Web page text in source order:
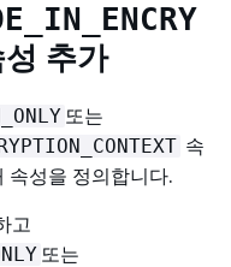
성 추가
또는
속
속성을 정의합니다.
고
또는